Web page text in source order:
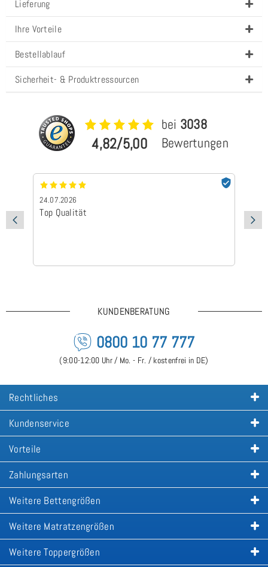
Lieferung
Ihre Vorteile
Bestellablauf
Sicherheit- & Produktressourcen
4,82/5,00
bei 3038
Bewertungen
24.07.2026
Top Qualität
KUNDENBERATUNG
0800 10 77 777
(9:00-12:00 Uhr / Mo. - Fr. / kostenfrei in DE)
Rechtliches
Kundenservice
Vorteile
Zahlungsarten
Weitere Bettengrößen
Weitere Matratzengrößen
Weitere Toppergrößen